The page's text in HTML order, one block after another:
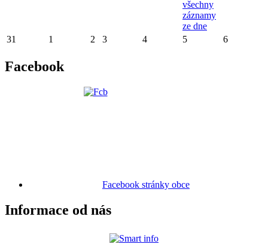
všechny
záznamy
ze dne
31 1 2 3 4 5 6
Facebook
Facebook stránky obce
Informace od nás